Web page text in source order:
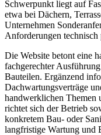
Schwerpunkt liegt auf
etwa bei Dächern,
Unternehmen
Anforderungen technisch
Die Website betont eine
fachgerechter
Bauteilen. Ergänzend
Dachwartungsverträge
handwerklichen Themen
richtet sich der Betrieb
konkretem Bau- oder
langfristige Wartung und